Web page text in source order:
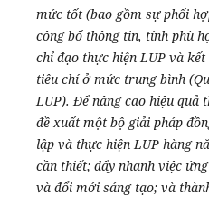
mức tốt (bao gồm sự phối
công bố thông tin, tính phù
chỉ đạo thực hiện LUP và
tiêu chí ở mức trung bình
LUP). Để nâng cao hiệu quả
đề xuất một bộ giải pháp
lập và thực hiện LUP hàng
cần thiết; đẩy nhanh việc
và đổi mới sáng tạo; và